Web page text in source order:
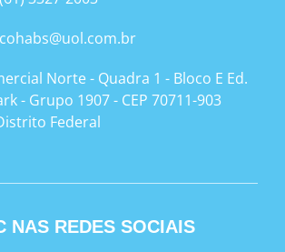
Norte - Quadra 1 - Bloco E Ed.
- Grupo 1907 - CEP 70711-903
Federal
NAS REDES SOCIAIS